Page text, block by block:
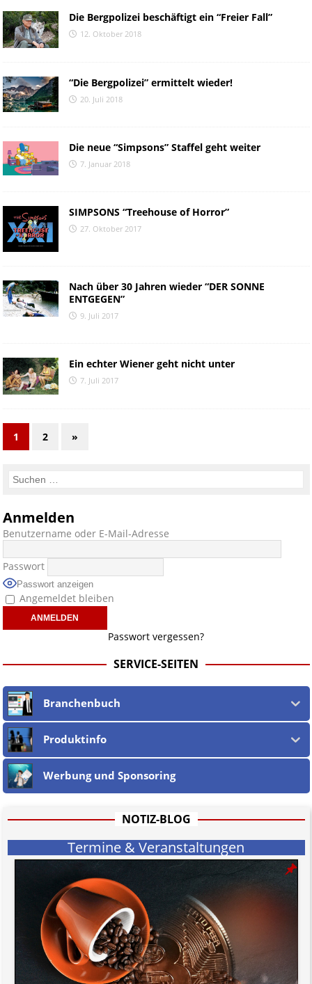
Die Bergpolizei beschäftigt ein “Freier Fall”
12. Oktober 2018
“Die Bergpolizei” ermittelt wieder!
20. Juli 2018
Die neue “Simpsons” Staffel geht weiter
7. Januar 2018
SIMPSONS “Treehouse of Horror”
27. Oktober 2017
Nach über 30 Jahren wieder “DER SONNE
ENTGEGEN”
9. Juli 2017
Ein echter Wiener geht nicht unter
7. Juli 2017
1 2 »
Anmelden
Benutzername oder E-Mail-Adresse
Passwort
Passwort anzeigen
Angemeldet bleiben
Passwort vergessen?
SERVICE-SEITEN
Branchenbuch
Produktinfo
Werbung und Sponsoring
NOTIZ-BLOG
Termine & Veranstaltungen